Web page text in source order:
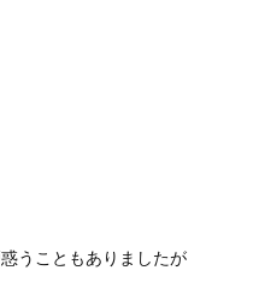
うこともありましたが